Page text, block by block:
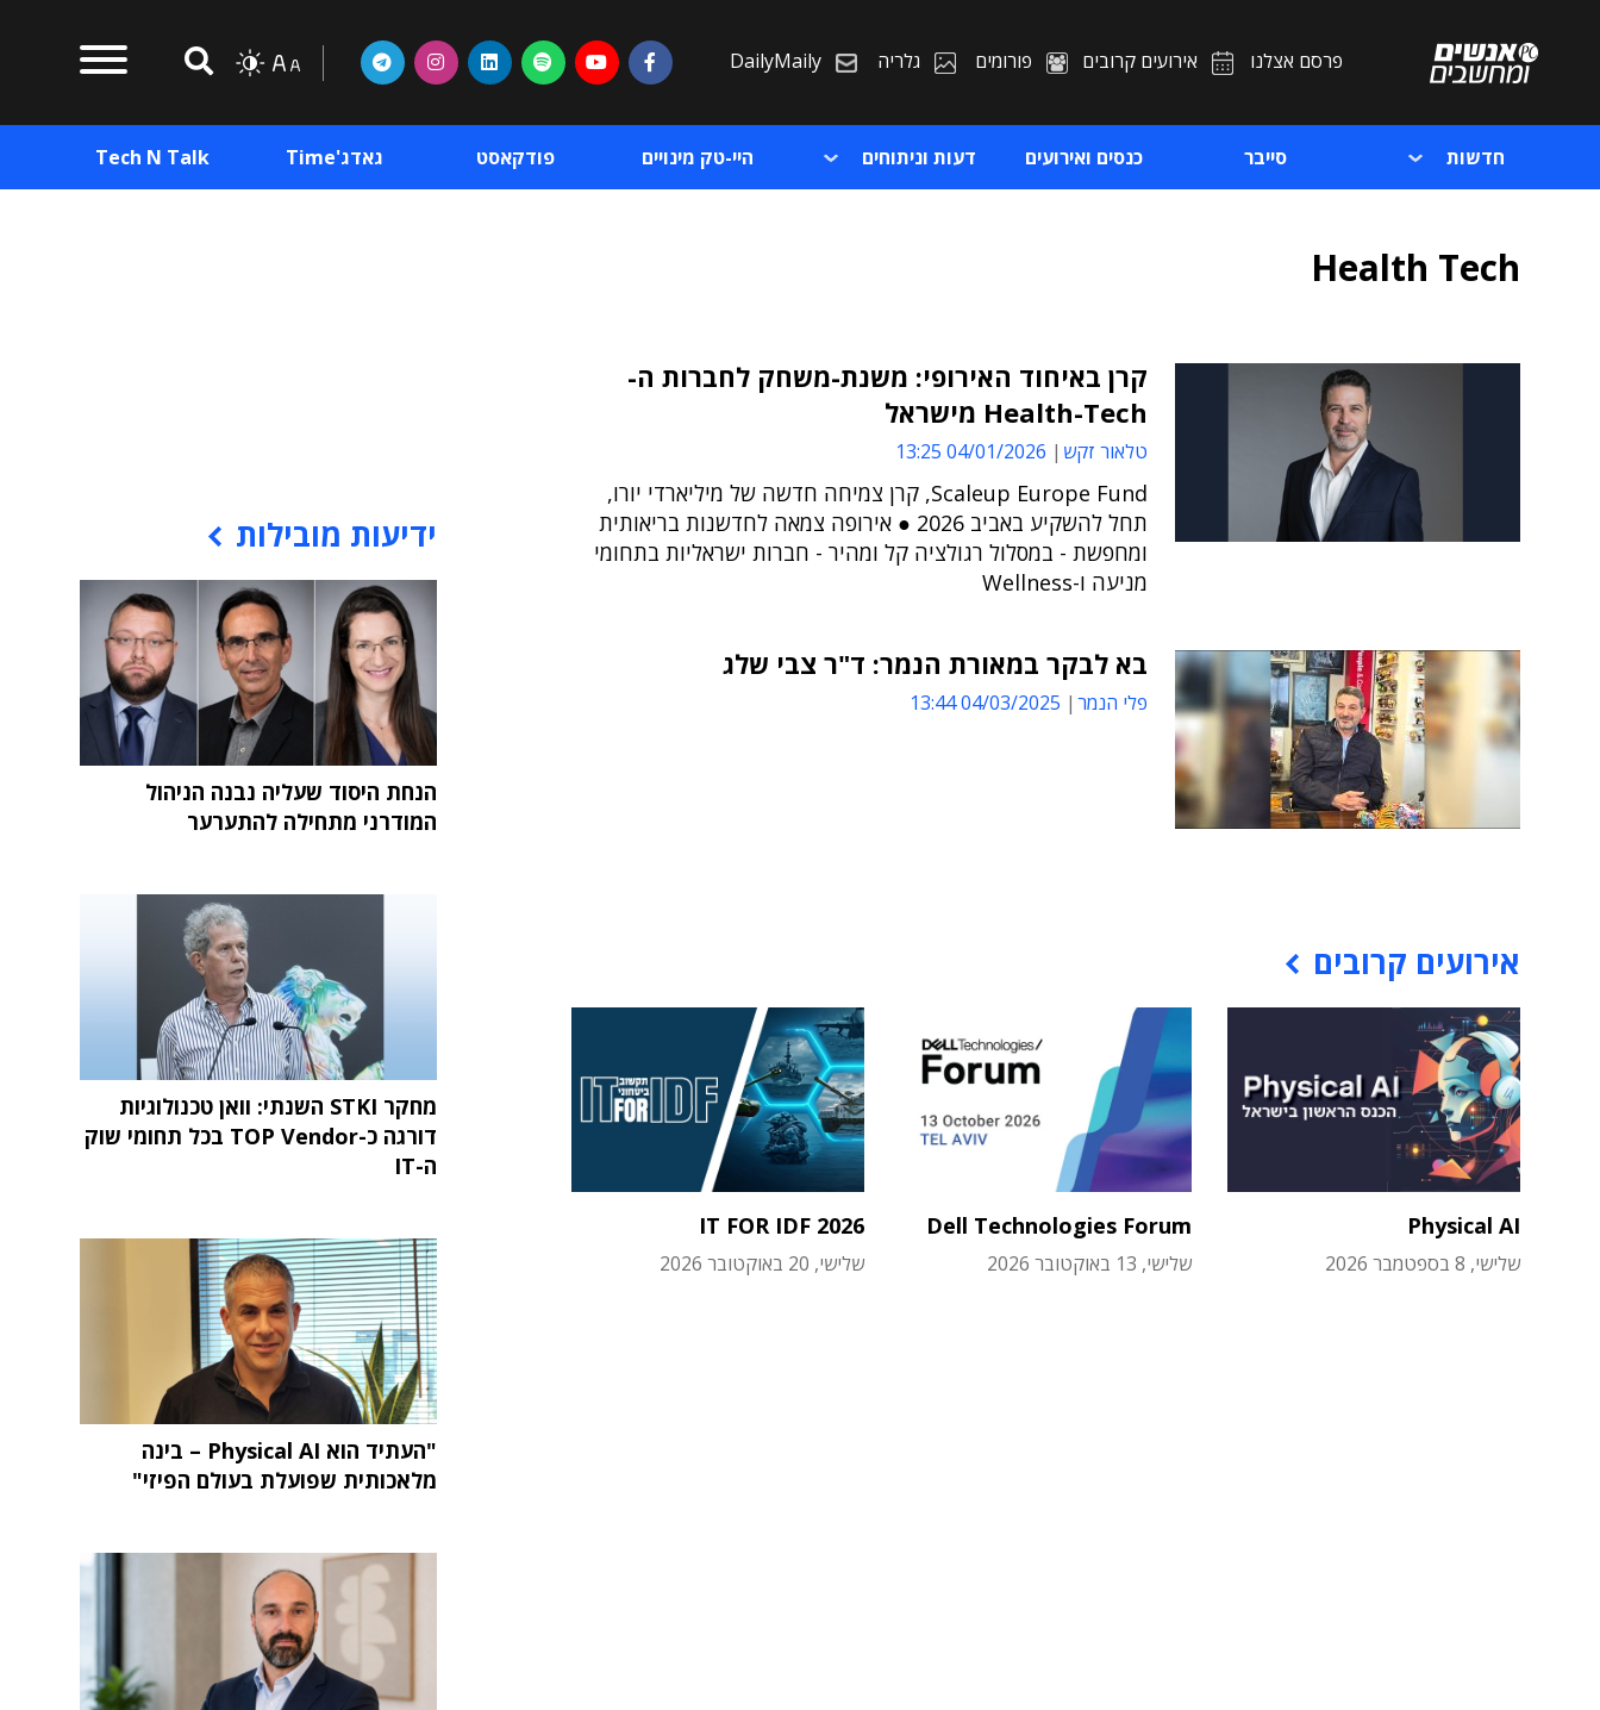
פרסם אצלנו אירועים קרובים פורומים גלריה DailyMaily
חדשות סייבר כנסים ואירועים דעות וניתוחים היי-טק מינויים פודקאסט גאדג'Time Tech N Talk
Health Tech
קרן באיחוד האירופי: משנת-משחק לחברות ה-
Health-Tech מישראל
טלאור זקש 04/01/2026 13:25
Scaleup Europe Fund, קרן צמיחה חדשה של מיליארדי יורו,
תחל להשקיע באביב 2026 ● אירופה צמאה לחדשנות בריאותית
ומחפשת - במסלול רגולציה קל ומהיר - חברות ישראליות בתחומי
מניעה ו-Wellness
בא לבקר במאורת הנמר: ד"ר צבי שלג
פלי הנמר 04/03/2025 13:44
אירועים קרובים
Physical AI
שלישי, 8 בספטמבר 2026
Dell Technologies Forum
שלישי, 13 באוקטובר 2026
IT FOR IDF 2026
שלישי, 20 באוקטובר 2026
ידיעות מובילות
הנחת היסוד שעליה נבנה הניהול
המודרני מתחילה להתערער
מחקר STKI השנתי: וואן טכנולוגיות
דורגה כ-TOP Vendor בכל תחומי שוק
ה-IT
"העתיד הוא Physical AI – בינה
מלאכותית שפועלת בעולם הפיזי"